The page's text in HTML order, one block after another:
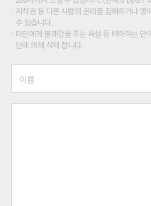
저작권 등 다른 사람의 권리를 침해하거나
수 있습니다.
타인에게 불쾌감을 주는 욕설 등 비하하는
단에 의해 삭제 합니다.